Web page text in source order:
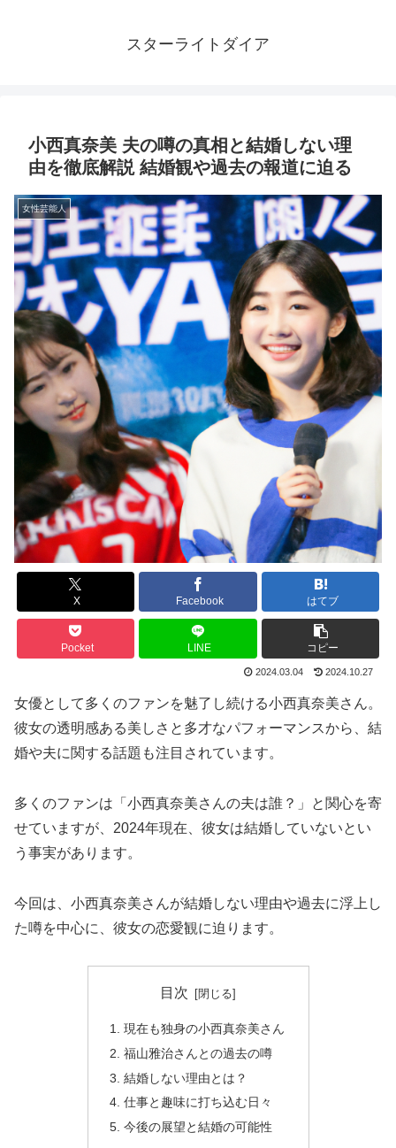
スターライトダイア
小西真奈美 夫の噂の真相と結婚しない理
由を徹底解説 結婚観や過去の報道に迫る
女性芸能人
X Facebook はてブ
Pocket LINE コピー
2024.03.04 2024.10.27
女優として多くのファンを魅了し続ける小西真奈美さん。
彼女の透明感ある美しさと多才なパフォーマンスから、結
婚や夫に関する話題も注目されています。
多くのファンは「小西真奈美さんの夫は誰？」と関心を寄
せていますが、2024年現在、彼女は結婚していないとい
う事実があります。
今回は、小西真奈美さんが結婚しない理由や過去に浮上し
た噂を中心に、彼女の恋愛観に迫ります。
目次
現在も独身の小西真奈美さん
福山雅治さんとの過去の噂
結婚しない理由とは？
仕事と趣味に打ち込む日々
今後の展望と結婚の可能性